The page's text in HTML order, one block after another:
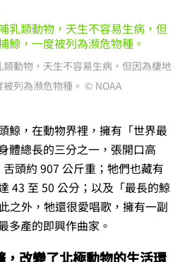
動物，天生不容易生病，但因為棲地
列為瀕危物種。 © NOAA
鯨，在動物界裡，擁有「世界最
體總長的三分之一，張開口高
頭約 907 公斤重；牠們也藏有
43 至 50 公分；以及「最長的鯨
之外，牠還很愛唱歌，擁有一副
多產的即興作曲家。
改變了北極動物的生活環